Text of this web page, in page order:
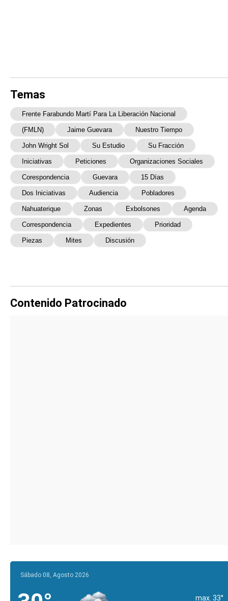
Temas
Frente Farabundo Martí Para La Liberación Nacional
(FMLN) Jaime Guevara Nuestro Tiempo
John Wright Sol Su Estudio Su Fracción
Iniciativas Peticiones Organizaciones Sociales
Corespondencia Guevara 15 Días
Dos Iniciativas Audiencia Pobladores
Nahuaterique Zonas Exbolsones Agenda
Correspondencia Expedientes Prioridad
Piezas Mites Discusión
Contenido Patrocinado
Sábado 08, Agosto 2026
max. 33°